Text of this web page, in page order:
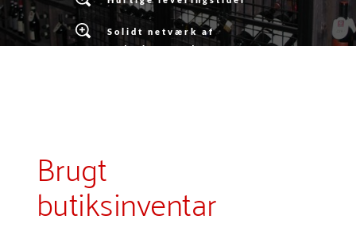
Solidt netværk af
underleverandører
Brugt
butiksinventar